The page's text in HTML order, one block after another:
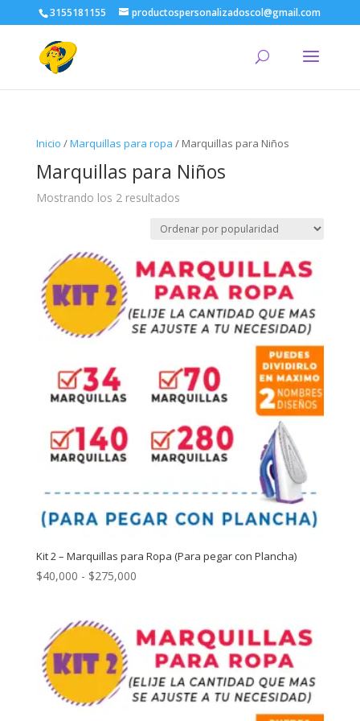
3155181155 productospersonalizadoscol@gmail.com
Inicio /Marquillas para ropa / Marquillas para Niños
Marquillas para Niños
Mostrando los 2 resultadosOrdenado
popularidad
Kit 2 – Marquillas para Ropa (Para pegar con Plancha)
$40,000 - $275,000Rango
desde
$40,000
hasta
$275,000